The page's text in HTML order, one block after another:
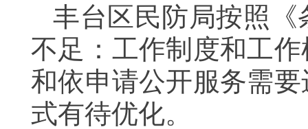
丰台区民防局按照
不足：工作制度和工
和依申请公开服务需
式有待优化。